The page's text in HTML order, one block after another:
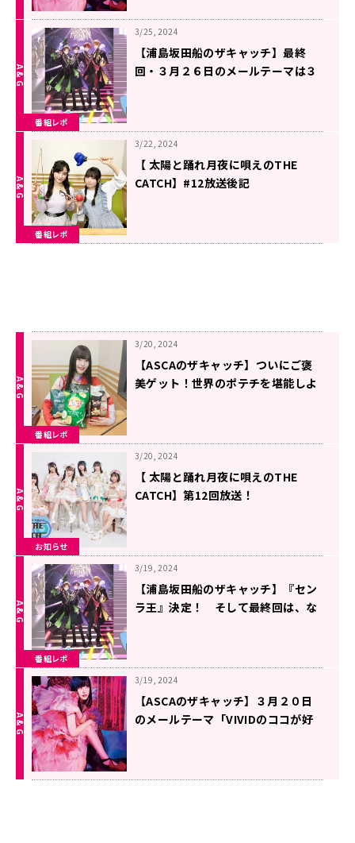
番組レポ
3/25, 2024
【浦島坂田船のザキャッチ】最終
回・３月２６日のメールテーマは３
番組レポ
3/22, 2024
【 太陽と踊れ月夜に唄えのTHE
CATCH】#12放送後記
番組レポ
3/20, 2024
【ASCAのザキャッチ】ついにご褒
美ゲット！世界のポテチを堪能しよ
お知らせ
3/20, 2024
【 太陽と踊れ月夜に唄えのTHE
CATCH】第12回放送！
番組レポ
3/19, 2024
【浦島坂田船のザキャッチ】『セン
ラ王』決定！ そして最終回は、な
3/19, 2024
【ASCAのザキャッチ】３月２０日
のメールテーマ「VIVIDのココが好